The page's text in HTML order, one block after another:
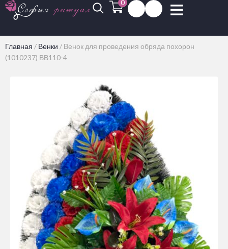
0
Главная / Венки / Венок для проведения обряда похорон
(1010237) ВВ110-4